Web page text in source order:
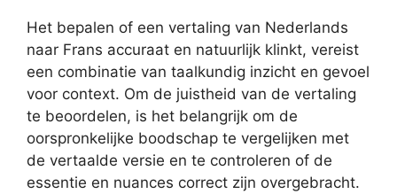
Het bepalen of een vertaling van Nederlands
naar Frans accuraat en natuurlijk klinkt, vereist
een combinatie van taalkundig inzicht en gevoel
voor context. Om de juistheid van de vertaling
te beoordelen, is het belangrijk om de
oorspronkelijke boodschap te vergelijken met
de vertaalde versie en te controleren of de
essentie en nuances correct zijn overgebracht.